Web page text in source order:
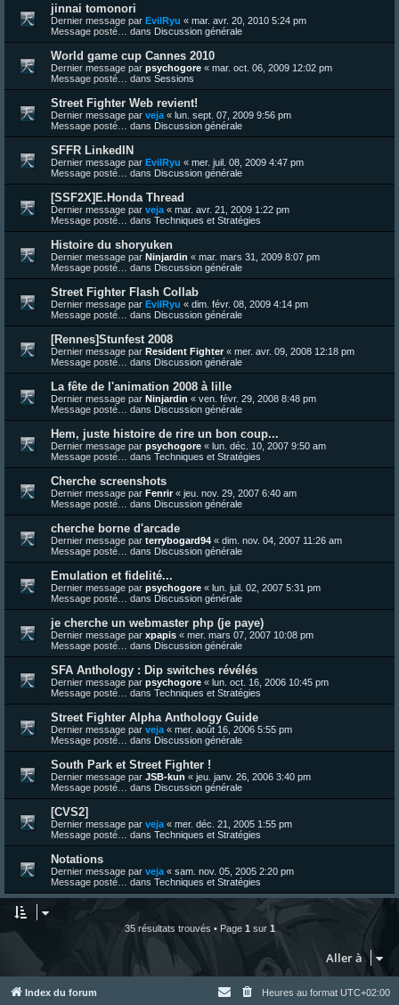
jinnai tomonori
Dernier message par EvilRyu « mar. avr. 20, 2010 5:24 pm
Message posté… dans Discussion générale
World game cup Cannes 2010
Dernier message par psychogore « mar. oct. 06, 2009 12:02 pm
Message posté… dans Sessions
Street Fighter Web revient!
Dernier message par veja « lun. sept. 07, 2009 9:56 pm
Message posté… dans Discussion générale
SFFR LinkedIN
Dernier message par EvilRyu « mer. juil. 08, 2009 4:47 pm
Message posté… dans Discussion générale
[SSF2X]E.Honda Thread
Dernier message par veja « mar. avr. 21, 2009 1:22 pm
Message posté… dans Techniques et Stratégies
Histoire du shoryuken
Dernier message par Ninjardin « mar. mars 31, 2009 8:07 pm
Message posté… dans Discussion générale
Street Fighter Flash Collab
Dernier message par EvilRyu « dim. févr. 08, 2009 4:14 pm
Message posté… dans Discussion générale
[Rennes]Stunfest 2008
Dernier message par Resident Fighter« mer. avr. 09, 2008 12:18 pm
Message posté… dans Discussion générale
La fête de l'animation 2008 à lille
Dernier message par Ninjardin « ven. févr. 29, 2008 8:48 pm
Message posté… dans Discussion générale
Hem, juste histoire de rire un bon coup...
Dernier message par psychogore « lun. déc. 10, 2007 9:50 am
Message posté… dans Techniques et Stratégies
Cherche screenshots
Dernier message par Fenrir« jeu. nov. 29, 2007 6:40 am
Message posté… dans Discussion générale
cherche borne d'arcade
Dernier message par terrybogard94 « dim. nov. 04, 2007 11:26 am
Message posté… dans Discussion générale
Emulation et fidelité...
Dernier message par psychogore « lun. juil. 02, 2007 5:31 pm
Message posté… dans Discussion générale
je cherche un webmaster php (je paye)
Dernier message par xpapis « mer. mars 07, 2007 10:08 pm
Message posté… dans Discussion générale
SFA Anthology : Dip switches révélés
Dernier message par psychogore « lun. oct. 16, 2006 10:45 pm
Message posté… dans Techniques et Stratégies
Street Fighter Alpha Anthology Guide
Dernier message par veja « mer. août 16, 2006 5:55 pm
Message posté… dans Discussion générale
South Park et Street Fighter !
Dernier message par JSB-kun « jeu. janv. 26, 2006 3:40 pm
Message posté… dans Discussion générale
[CVS2]
Dernier message par veja « mer. déc. 21, 2005 1:55 pm
Message posté… dans Techniques et Stratégies
Notations
Dernier message par veja « sam. nov. 05, 2005 2:20 pm
Message posté… dans Techniques et Stratégies
35 résultats trouvés • Page 1 sur 1
Aller à
Index du forum Heures au format UTC+02:00